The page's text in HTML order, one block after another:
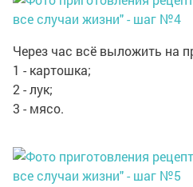
Через час всё выложить на
1 - картошка;
2 - лук;
3 - мясо.